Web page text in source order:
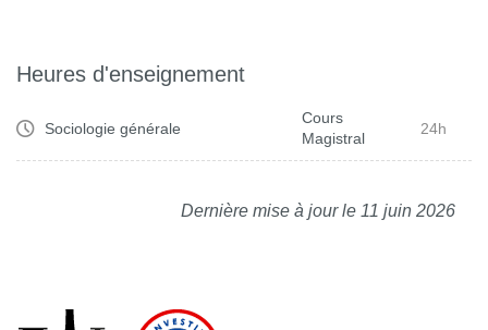
Heures d'enseignement
Sociologie générale
Cours
Magistral
24h
Dernière mise à jour le 11 juin 2026